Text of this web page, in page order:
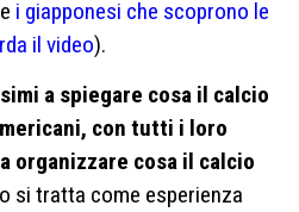
i giapponesi che scoprono le
il video).
a spiegare cosa il calcio
con tutti i loro
organizzare cosa il calcio
si tratta come esperienza